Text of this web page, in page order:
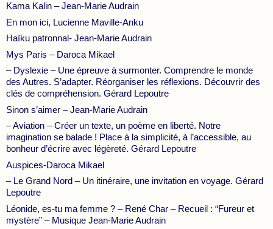
Kama Kalin – Jean-Marie Audrain
En mon ici, Lucienne Maville-Anku
Haïku patronnal- Jean-Marie Audrain
Mys Paris – Daroca Mikael
– Dyslexie – Une épreuve à surmonter. Comprendre le monde
des Autres. S’adapter. Réorganiser les réflexions. Découvrir des
clés de compréhension. Gérard Lepoutre
Sinon s’aimer – Jean-Marie Audrain
– Aviation – Créer un texte, un poème en liberté. Notre
imagination se balade ! Place à la simplicité, à l’accessible, au
bonheur d’écrire avec légèreté. Gérard Lepoutre
Auspices-Daroca Mikael
– Le Grand Nord – Un itinéraire, une invitation en voyage. Gérard
Lepoutre
Léonide, es-tu ma femme ? – René Char – Recueil : “Fureur et
mystère” – Musique Jean-Marie Audrain